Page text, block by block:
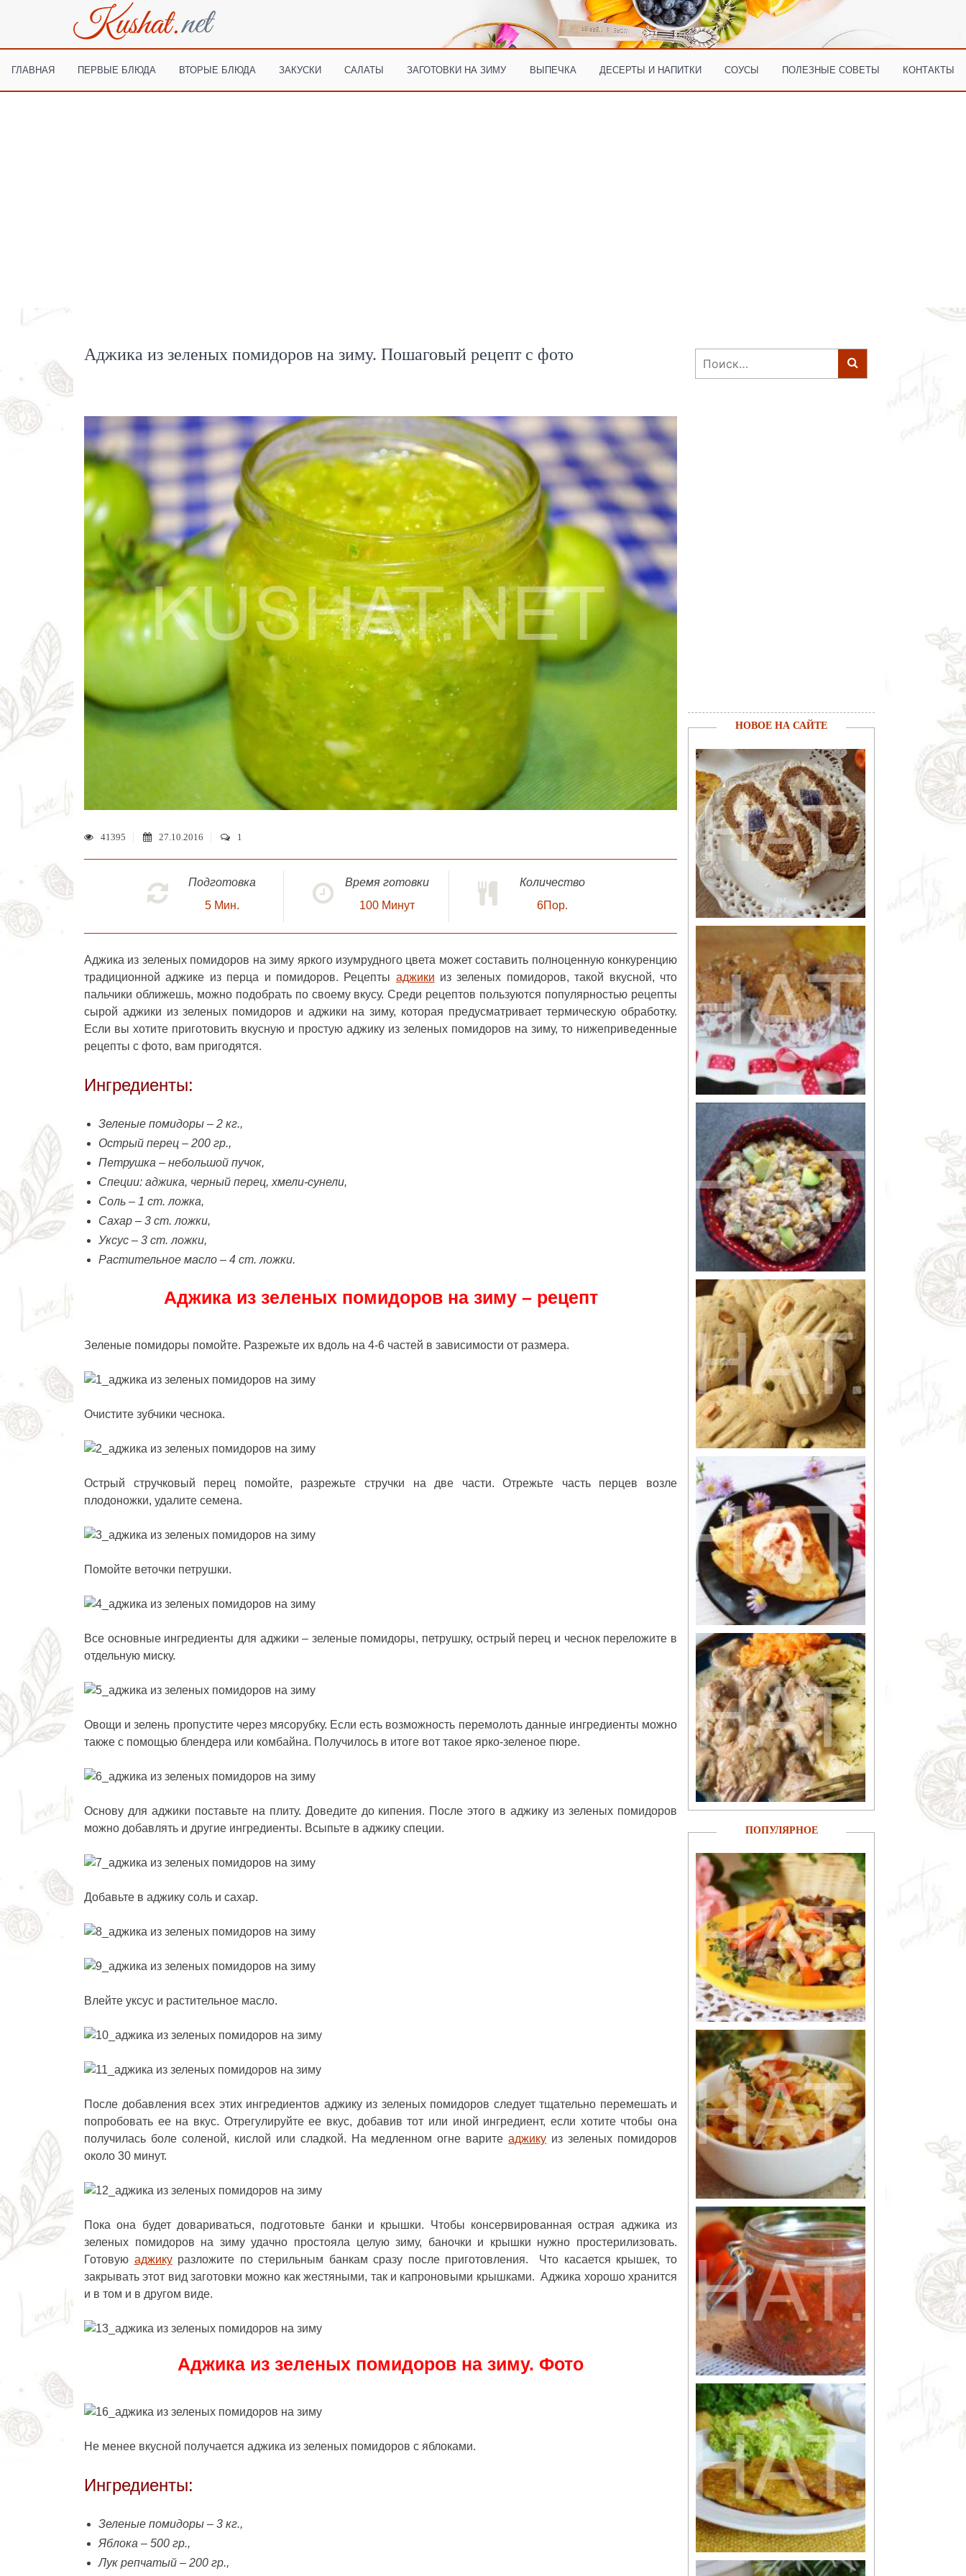
ГЛАВНАЯ ПЕРВЫЕ БЛЮДА ВТОРЫЕ БЛЮДА ЗАКУСКИ САЛАТЫ ЗАГОТОВКИ НА ЗИМУ ВЫПЕЧКА ДЕСЕРТЫ И НАПИТКИ СОУСЫ ПОЛЕЗНЫЕ СОВЕТЫ КОНТАКТЫ
Аджика из зеленых помидоров на зиму. Пошаговый рецепт с фото
41395 27.10.2016 1
Подготовка
5 Мин.
Время готовки
100 Минут
Количество
6Пор.
Аджика из зеленых помидоров на зиму яркого изумрудного цвета может составить полноценную конкуренцию
традиционной аджике из перца и помидоров. Рецепты аджики из зеленых помидоров, такой вкусной, что
пальчики оближешь, можно подобрать по своему вкусу. Среди рецептов пользуются популярностью рецепты
сырой аджики из зеленых помидоров и аджики на зиму, которая предусматривает термическую обработку.
Если вы хотите приготовить вкусную и простую аджику из зеленых помидоров на зиму, то нижеприведенные
рецепты с фото, вам пригодятся.
Ингредиенты:
Зеленые помидоры – 2 кг.,
Острый перец – 200 гр.,
Петрушка – небольшой пучок,
Специи: аджика, черный перец, хмели-сунели,
Соль – 1 ст. ложка,
Сахар – 3 ст. ложки,
Уксус – 3 ст. ложки,
Растительное масло – 4 ст. ложки.
Аджика из зеленых помидоров на зиму – рецепт
Зеленые помидоры помойте. Разрежьте их вдоль на 4-6 частей в зависимости от размера.
Очистите зубчики чеснока.
Острый стручковый перец помойте, разрежьте стручки на две части. Отрежьте часть перцев возле
плодоножки, удалите семена.
Помойте веточки петрушки.
Все основные ингредиенты для аджики – зеленые помидоры, петрушку, острый перец и чеснок переложите в
отдельную миску.
Овощи и зелень пропустите через мясорубку. Если есть возможность перемолоть данные ингредиенты можно
также с помощью блендера или комбайна. Получилось в итоге вот такое ярко-зеленое пюре.
Основу для аджики поставьте на плиту. Доведите до кипения. После этого в аджику из зеленых помидоров
можно добавлять и другие ингредиенты. Всыпьте в аджику специи.
Добавьте в аджику соль и сахар.
Влейте уксус и растительное масло.
После добавления всех этих ингредиентов аджику из зеленых помидоров следует тщательно перемешать и
попробовать ее на вкус. Отрегулируйте ее вкус, добавив тот или иной ингредиент, если хотите чтобы она
получилась боле соленой, кислой или сладкой. На медленном огне варитеаджику из зеленых помидоров
около 30 минут.
Пока она будет довариваться, подготовьте банки и крышки. Чтобы консервированнаяострая аджика из
зеленых помидоров на зимуудачно простояла целую зиму, баночки и крышки нужно простерилизовать.
Готовую аджикуразложите по стерильным банкам сразу после приготовления. Что касается крышек, то
закрывать этот вид заготовки можно как жестяными, так и капроновыми крышками. Аджика хорошо хранится
и в том и в другом виде.
Аджика из зеленых помидоров на зиму. Фото
Не менее вкусной получается аджика из зеленых помидоров с яблоками.
Ингредиенты:
Зеленые помидоры – 3 кг.,
Яблока – 500 гр.,
Лук репчатый – 200 гр.,
Найти:
НОВОЕ НА САЙТЕ
ПОПУЛЯРНОЕ